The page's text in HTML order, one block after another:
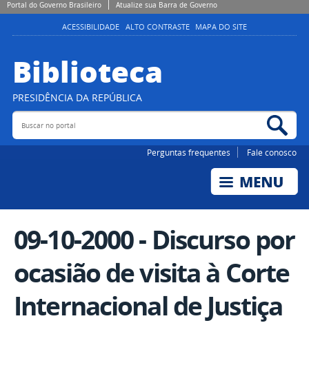
Portal do Governo Brasileiro Atualize sua Barra de Governo
ACESSIBILIDADE ALTO CONTRASTE MAPA DO SITE
Biblioteca
PRESIDÊNCIA DA REPÚBLICA
Buscar no portal
Perguntas frequentes Fale conosco
09-10-2000 - Discurso por
ocasião de visita à Corte
Internacional de Justiça